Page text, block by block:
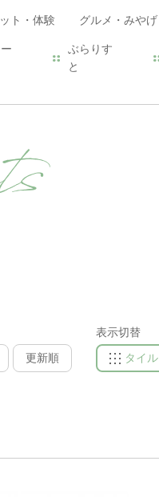
ト・体験 グルメ・みやげ
ぶらりす
と
更新順
表示切替
タイル